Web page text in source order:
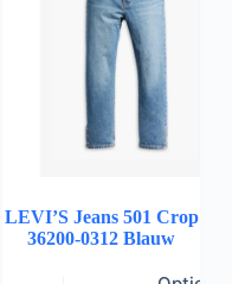
LEVI’S Jeans 501 Crop
36200-0312 Blauw